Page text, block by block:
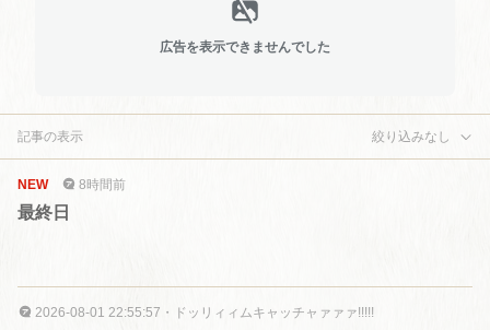
広告を表示できませんでした
記事の表示 絞り込みなし
NEW 8時間前
最終日
2026-08-01 22:55:57 ・ ドッリィィムキャッチャァァァ!!!!!